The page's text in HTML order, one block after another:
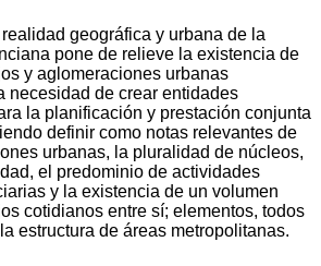
geográfica y urbana de la
pone de relieve la existencia de
y aglomeraciones urbanas
necesidad de crear entidades
la planificación y prestación conjunta
definir como notas relevantes de
urbanas, la pluralidad de núcleos,
el predominio de actividades
y la existencia de un volumen
cotidianos entre sí; elementos, todos
estructura de áreas metropolitanas.